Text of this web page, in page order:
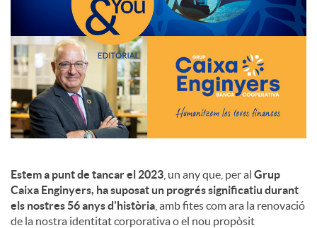
d
e
c
o
n
Estem a punt de tancar el 2023 , un any que, per al Grup
Caixa Enginyers, ha suposat un progrés significatiu durant
els nostres 56 anys d'història , amb fites com ara la renovació
de la nostra identitat corporativa o el nou propòsit